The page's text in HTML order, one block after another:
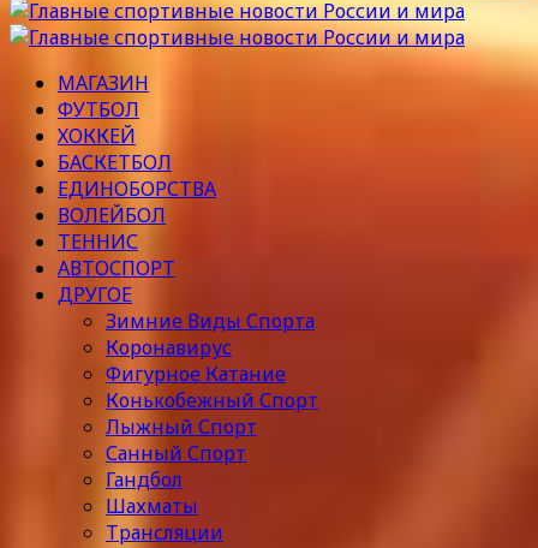
МАГАЗИН
ФУТБОЛ
ХОККЕЙ
БАСКЕТБОЛ
ЕДИНОБОРСТВА
ВОЛЕЙБОЛ
ТЕННИС
АВТОСПОРТ
ДРУГОЕ
Зимние Виды Спорта
Коронавирус
Фигурное Катание
Конькобежный Спорт
Лыжный Спорт
Санный Спорт
Гандбол
Шахматы
Трансляции